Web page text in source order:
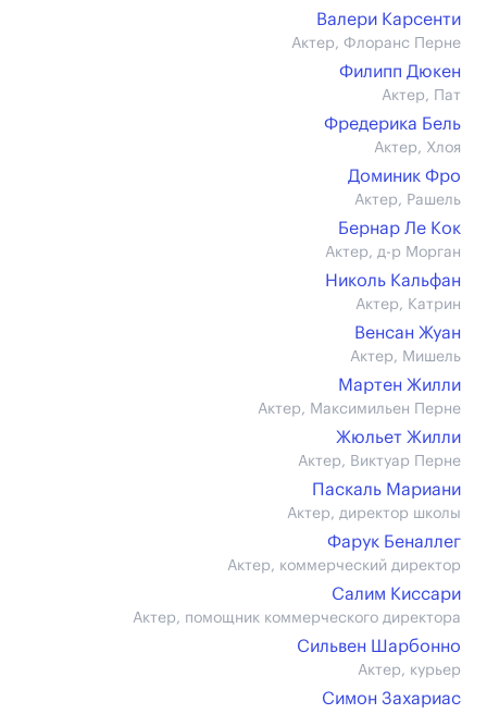
Валери Карсенти
Актер, Флоранс Перне
Филипп Дюкен
Актер, Пат
Фредерика Бель
Актер, Хлоя
Доминик Фро
Актер, Рашель
Бернар Ле Кок
Актер, д-р Морган
Николь Кальфан
Актер, Катрин
Венсан Жуан
Актер, Мишель
Мартен Жилли
Актер, Максимильен Перне
Жюльет Жилли
Актер, Виктуар Перне
Паскаль Мариани
Актер, директор школы
Фарук Беналлег
Актер, коммерческий директор
Салим Киссари
Актер, помощник коммерческого директора
Сильвен Шарбонно
Актер, курьер
Симон Захариас